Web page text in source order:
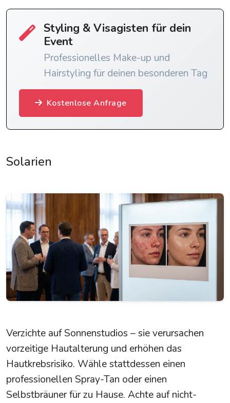
Styling & Visagisten für dein
Event
Professionelles Make-up und
Hairstyling für deinen besonderen Tag
Kostenlose Anfrage
Solarien
Verzichte auf Sonnenstudios – sie verursachen
vorzeitige Hautalterung und erhöhen das
Hautkrebsrisiko. Wähle stattdessen einen
professionellen Spray-Tan oder einen
Selbstbräuner für zu Hause. Achte auf nicht-